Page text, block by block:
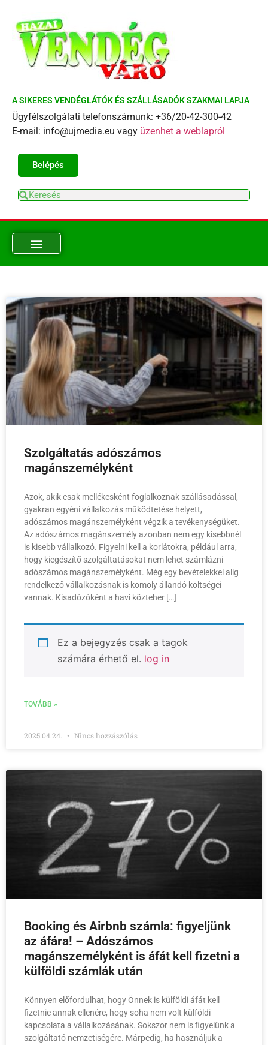
A SIKERES VENDÉGLÁTÓK ÉS SZÁLLÁSADÓK SZAKMAI LAPJA
Ügyfélszolgálati telefonszámunk: +36/20-42-300-42
E-mail: info@ujmedia.eu vagy üzenhet a weblapról
Belépés
Szolgáltatás adószámos
magánszemélyként
Azok, akik csak mellékesként foglalkoznak szállásadással,
gyakran egyéni vállalkozás működtetése helyett,
adószámos magánszemélyként végzik a tevékenységüket.
Az adószámos magánszemély azonban nem egy kisebbnél
is kisebb vállalkozó. Figyelni kell a korlátokra, például arra,
hogy kiegészítő szolgáltatásokat nem lehet számlázni
adószámos magánszemélyként. Még egy bevételekkel alig
rendelkező vállalkozásnak is komoly állandó költségei
vannak. Kisadózóként a havi közteher […]
Ez a bejegyzés csak a tagok
számára érhető el. log in
TOVÁBB »
2025.04.24. Nincs hozzászólás
Booking és Airbnb számla: figyeljünk
az áfára! – Adószámos
magánszemélyként is áfát kell fizetni a
külföldi számlák után
Könnyen előfordulhat, hogy Önnek is külföldi áfát kell
fizetnie annak ellenére, hogy soha nem volt külföldi
kapcsolata a vállalkozásának. Sokszor nem is figyelünk a
szolgáltató nemzetiségére. Márpedig, ha használjuk a